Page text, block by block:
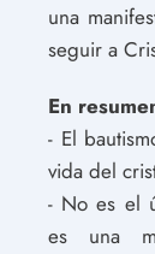
una
seguir a
En
- El
vida del
- No es el
es una